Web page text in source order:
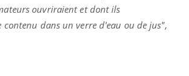
ouvriraient et dont ils
contenu dans un verre d'eau ou de jus",